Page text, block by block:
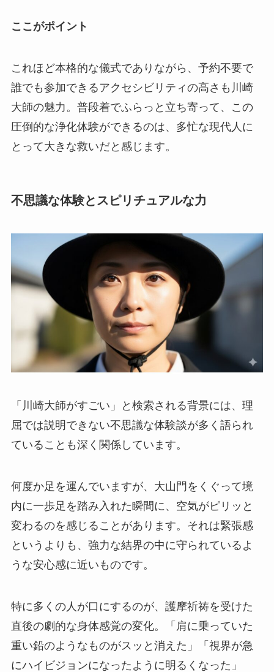
ここがポイント
これほど本格的な儀式でありながら、予約不要で
誰でも参加できるアクセシビリティの高さも川崎
大師の魅力。普段着でふらっと立ち寄って、この
圧倒的な浄化体験ができるのは、多忙な現代人に
とって大きな救いだと感じます。
不思議な体験とスピリチュアルな力
「川崎大師がすごい」と検索される背景には、理
屈では説明できない不思議な体験談が多く語られ
ていることも深く関係しています。
何度か足を運んでいますが、大山門をくぐって境
内に一歩足を踏み入れた瞬間に、空気がピリッと
変わるのを感じることがあります。それは緊張感
というよりも、強力な結界の中に守られているよ
うな安心感に近いものです。
特に多くの人が口にするのが、護摩祈祷を受けた
直後の劇的な身体感覚の変化。「肩に乗っていた
重い鉛のようなものがスッと消えた」「視界が急
にハイビジョンになったように明るくなった」